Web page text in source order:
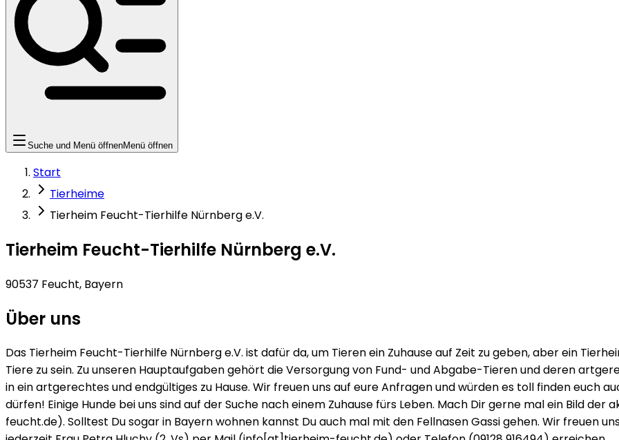
Suche und Menü öffnenMenü öffnen
Start
Tierheime
Tierheim Feucht-Tierhilfe Nürnberg e.V.
Tierheim Feucht-Tierhilfe Nürnberg e.V.
90537 Feucht, Bayern
Über uns
Das Tierheim Feucht-Tierhilfe Nürnberg e.V. ist dafür da, um Tieren ein Zuhause auf Zeit zu geben, aber ein
Tiere zu sein. Zu unseren Hauptaufgaben gehört die Versorgung von Fund- und Abgabe-Tieren und deren
in ein artgerechtes und endgültiges zu Hause. Wir freuen uns auf eure Anfragen und würden es toll finden euch
dürfen! Einige Hunde bei uns sind auf der Suche nach einem Zuhause fürs Leben. Mach Dir gerne mal ein Bild
feucht.de). Solltest Du sogar in Bayern wohnen kannst Du auch mal mit den Fellnasen Gassi gehen. Wir freuen